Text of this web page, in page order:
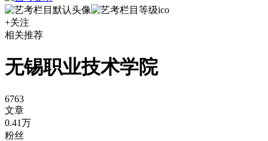
+关注
相关推荐
无锡职业技术学院
6763
文章
0.41万
粉丝